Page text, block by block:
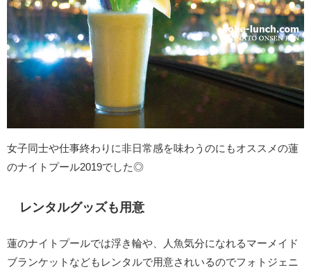
女子同士や仕事終わりに非日常感を味わうのにもオススメの蓮
のナイトプール2019でした◎
レンタルグッズも用意
蓮のナイトプールでは浮き輪や、人魚気分になれるマーメイド
ブランケットなどもレンタルで用意されいるのでフォトジェニ